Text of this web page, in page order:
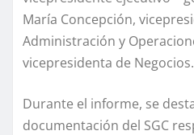
María Concepción,
Administración y
vicepresidenta de Negocios.
Durante el informe, se
documentación del SGC